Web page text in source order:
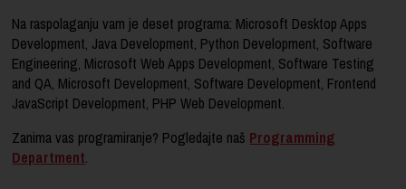
Na raspolaganju vam je deset programa: Microsoft Desktop Apps
Development, Java Development, Python Development, Software
Engineering, Microsoft Web Apps Development, Software Testing
and QA, Microsoft Development, Software Development, Frontend
JavaScript Development, PHP Web Development.
Zanima vas programiranje? Pogledajte naš Programming
Department.